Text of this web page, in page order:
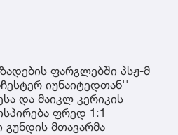
ფარგლებში პსჟ-მ
იუნაიტედთან''
და მაიკლ კერიკის
ფრედ 1:1
მთავარმა